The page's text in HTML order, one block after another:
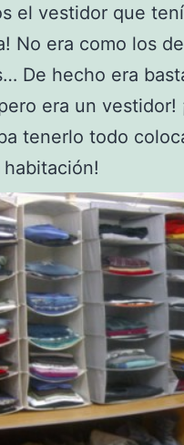
el vestidor que
No era como los
De hecho era
era un vestidor!
tenerlo todo